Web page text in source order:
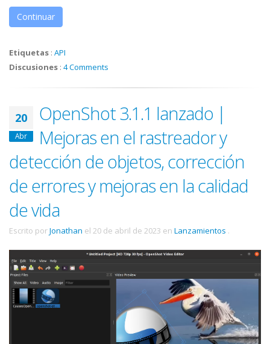
Continuar
Etiquetas : API
Discusiones : 4 Comments
20
Abr
OpenShot 3.1.1 lanzado |
Mejoras en el rastreador y
detección de objetos, corrección
de errores y mejoras en la calidad
de vida
Escrito porJonathan el 20 de abril de 2023 en Lanzamientos .